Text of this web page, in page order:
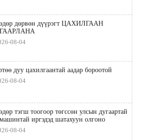
дөрвөн дүүрэгт ЦАХИЛГААН
08-04
дуу цахилгаантай аадар бороотой
08-04
тэгш тоогоор төгссөн улсын дугаартай
иргэдэд шатахуун олгоно
08-04